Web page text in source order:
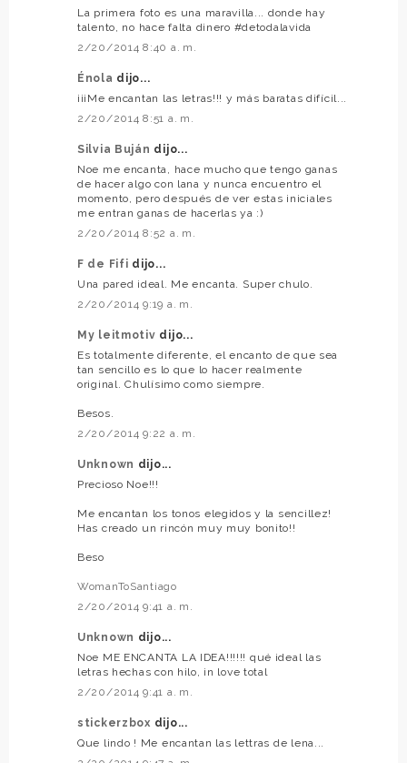
La primera foto es una maravilla... donde hay
talento, no hace falta dinero #detodalavida
2/20/2014 8:40 a. m.
Énola dijo...
¡¡¡Me encantan las letras!!! y más baratas difícil...
2/20/2014 8:51 a. m.
Silvia Buján dijo...
Noe me encanta, hace mucho que tengo ganas
de hacer algo con lana y nunca encuentro el
momento, pero después de ver estas iniciales
me entran ganas de hacerlas ya :)
2/20/2014 8:52 a. m.
F de Fifi dijo...
Una pared ideal. Me encanta. Super chulo.
2/20/2014 9:19 a. m.
My leitmotiv dijo...
Es totalmente diferente, el encanto de que sea
tan sencillo es lo que lo hacer realmente
original. Chulísimo como siempre.
Besos.
2/20/2014 9:22 a. m.
Unknown dijo...
Precioso Noe!!!
Me encantan los tonos elegidos y la sencillez!
Has creado un rincón muy muy bonito!!
Beso
WomanToSantiago
2/20/2014 9:41 a. m.
Unknown dijo...
Noe ME ENCANTA LA IDEA!!!!!! qué ideal las
letras hechas con hilo, in love total
2/20/2014 9:41 a. m.
stickerzbox dijo...
Que lindo ! Me encantan las lettras de lena...